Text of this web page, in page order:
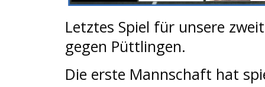
Letztes Spiel für unsere
gegen Püttlingen.
Die erste Mannschaft hat